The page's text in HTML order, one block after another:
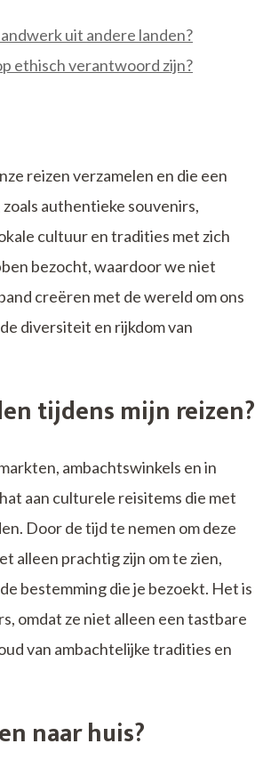
uit andere landen?
ethisch verantwoord zijn?
reizen verzamelen en die een
authentieke souvenirs,
cultuur en tradities met zich
bezocht, waardoor we niet
creëren met de wereld om ons
diversiteit en rijkdom van
tijdens mijn reizen?
ambachtswinkels en in
aan culturele reisitems die met
Door de tijd te nemen om deze
alleen prachtig zijn om te zien,
bestemming die je bezoekt. Het is
omdat ze niet alleen een tastbare
van ambachtelijke tradities en
naar huis?